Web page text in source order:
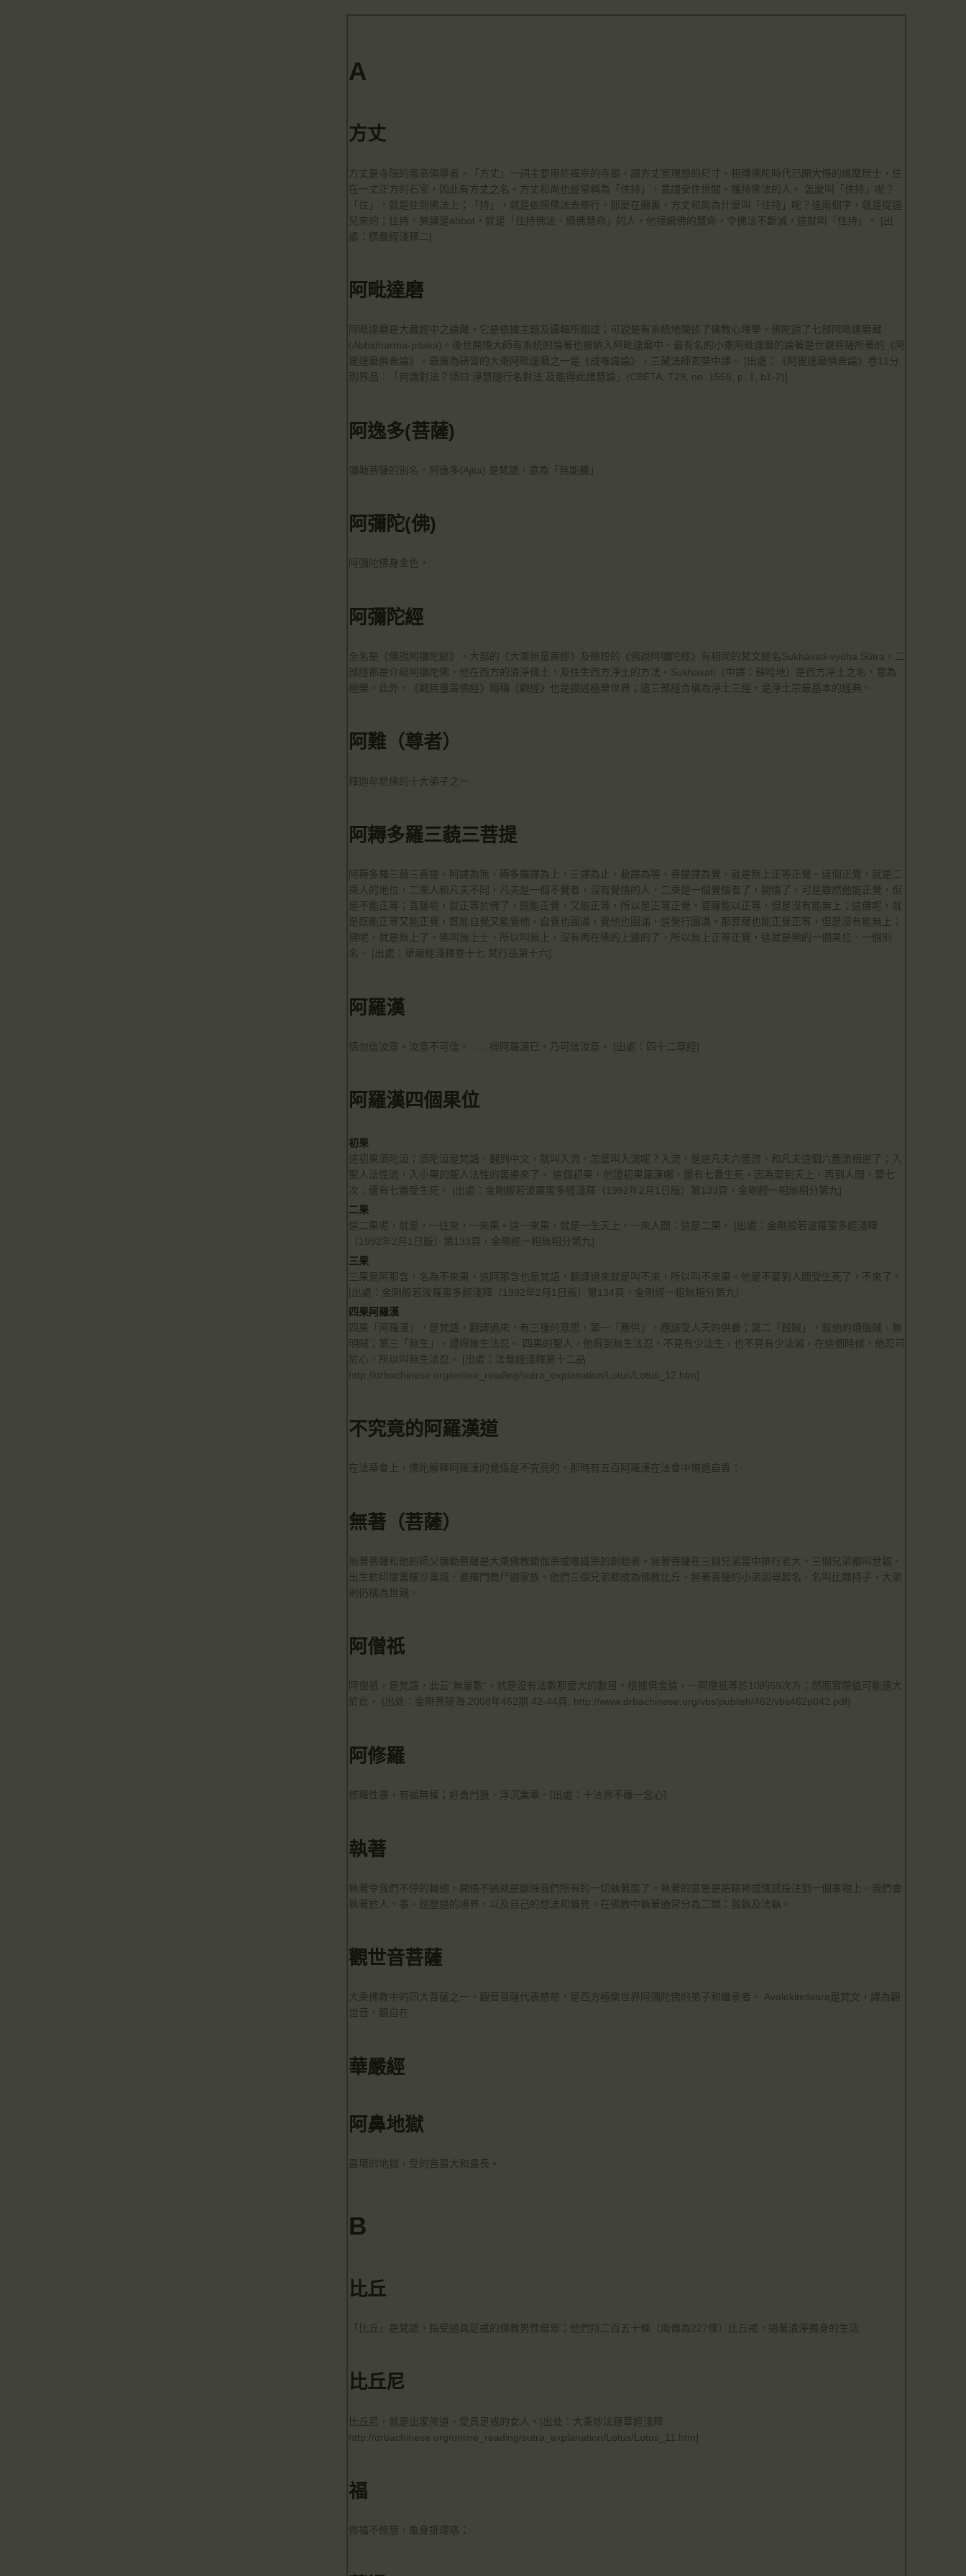
A
方丈
方丈是寺院的最高領導者。「方丈」一詞主要用於禪宗的寺廟，謂方丈室理想的尺寸。相傳佛陀時代已開大悟的維摩居士，住
在一丈正方的石室，因此有方丈之名。方丈和尚也經常稱為「住持」，意謂安住世間，護持佛法的人。 怎麼叫「住持」呢？
「住」，就是住到佛法上；「持」，就是依照佛法去修行。那麼在廟裏，方丈和尚為什麼叫「住持」呢？這兩個字，就是從這
兒來的；住持，英譯是abbot，就是「住持佛法、續佛慧命」的人，他接續佛的慧命，令佛法不斷滅，這就叫「住持」。 [出
處：楞嚴經淺釋二]
阿毗達磨
阿毗達磨是大藏經中之論藏。它是依據主題及邏輯所組成；可說是有系統地闡述了佛教心理學。佛陀說了七部阿毗達磨藏
(Abhidharma-pitaka)。後世開悟大師有系統的論著也被納入阿毗達磨中。最有名的小乘阿毗達磨的論著是世親菩薩所著的《阿
毘達磨俱舍論》。最廣為研習的大乘阿毗達磨之一是《成唯識論》，三藏法師玄奘中譯。 [出處：《阿毘達磨俱舍論》卷11分
別界品：「何謂對法？頌曰:淨慧隨行名對法 及能得此諸慧論」(CBETA, T29, no. 1558, p. 1, b1-2)]
阿逸多(菩薩)
彌勒菩薩的別名。阿逸多(Ajita) 是梵語，意為「無能勝」.
阿彌陀(佛)
阿彌陀佛身金色，
阿彌陀經
全名是《佛說阿彌陀經》。大部的《大乘無量壽經》及簡短的《佛說阿彌陀經》有相同的梵文經名Sukhāvatī-vyūha Sūtra。二
部經都是介紹阿彌陀佛，他在西方的清淨佛土，及往生西方淨土的方法。Sukhavati（中譯：蘇哈地）是西方淨土之名，意為
極樂。此外，《觀無量壽佛經》簡稱《觀經》也是描述極樂世界；這三部經合稱為淨土三經，是淨土宗最基本的經典。
阿難（尊者）
釋迦牟尼佛的十大弟子之一
阿耨多羅三藐三菩提
阿耨多羅三藐三菩提。阿譯為無，耨多羅譯為上，三譯為止，藐譯為等，菩提譯為覺。就是無上正等正覺。這個正覺，就是二
乘人的地位，二乘人和凡夫不同，凡夫是一個不覺者，沒有覺悟的人，二乘是一個覺悟者了，開悟了。可是雖然他能正覺，但
是不能正等；菩薩呢，就正等於佛了，既能正覺，又能正等，所以是正等正覺。菩薩能以正等，但是沒有能無上；這佛呢，就
是既能正等又能正覺，既能自覺又能覺他，自覺也圓滿，覺他也圓滿，這覺行圓滿。那菩薩也能正覺正等，但是沒有能無上；
佛呢，就是無上了。佛叫無上士，所以叫無上，沒有再在佛的上邊的了，所以無上正等正覺，這就是佛的一個果位、一個別
名。 [出處：華嚴經淺釋卷十七 梵行品第十六]
阿羅漢
慎勿信汝意。汝意不可信。……得阿羅漢已。乃可信汝意。 [出處：四十二章經]
阿羅漢四個果位
初果
這初果須陀洹；須陀洹是梵語，翻到中文，就叫入流。怎麼叫入流呢？入流，是逆凡夫六塵流，和凡夫這個六塵流相逆了；入
聖人法性流，入小果的聖人法性的裏邊來了。 這個初果，他證初果羅漢哪，還有七番生死。因為要到天上，再到人間，要七
次；還有七番受生死。 [出處：金剛般若波羅蜜多經淺釋（1992年2月1日版）第133頁，金剛經一相無相分第九]
二果
這二果呢，就是，一往來，一來果。這一來果，就是一生天上，一來人間：這是二果。 [出處：金剛般若波羅蜜多經淺釋
（1992年2月1日版）第133頁，金剛經一相無相分第九]
三果
三果是阿那含，名為不來果。這阿那含也是梵語，翻譯過來就是叫不來，所以叫不來果。他是不要到人間受生死了，不來了。
[出處：金剛般若波羅蜜多經淺釋（1992年2月1日版）第134頁，金剛經一相無相分第九）
四果阿羅漢
四果「阿羅漢」，是梵語，翻譯過來，有三種的意思，第一「應供」，應該受人天的供養；第二「殺賊」，殺他的煩惱賊、無
明賊；第三「無生」，證得無生法忍。 四果的聖人，他得到無生法忍，不見有少法生，也不見有少法滅，在這個時候，他忍可
於心，所以叫無生法忍。 [出處：法華經淺釋第十二品
http://drbachinese.org/online_reading/sutra_explanation/Lotus/Lotus_12.htm]
不究竟的阿羅漢道
在法華會上，佛陀解釋阿羅漢的覺悟是不究竟的。那時有五百阿羅漢在法會中悔過自責：
無著（菩薩）
無著菩薩和他的師父彌勒菩薩是大乘佛教瑜伽宗或唯識宗的創始者。無著菩薩在三個兄弟當中排行老大。三個兄弟都叫世親，
出生於印度富樓沙富城，婆羅門喬尸迦家族。他們三個兄弟都成為佛教比丘。無著菩薩的小弟因母起名，名叫比鄰持子，大弟
則仍稱為世親。
阿僧祇
阿僧祇，是梵語，此云“無量數”，就是沒有法數那麼大的數目。根據俱舍論，一阿僧祇等於10的59次方；然而實際值可能遠大
於此。 [出处：金剛菩提海 2008年462期 42-44頁. http://www.drbachinese.org/vbs/publish/462/vbs462p042.pdf]
阿修羅
修羅性暴，有福無權；好勇鬥狠，浮沉業牽。[出處：十法界不離一念心]
執著
執著令我們不停的輪迴，開悟不過就是斷除我們所有的一切執著罷了。執著的意思是把精神或情感投注到一個事物上。我們會
執著於人、事、經歷過的境界，以及自己的想法和偏見。在佛教中執著通常分為二類：我執及法執。
觀世音菩薩
大乘佛教中的四大菩薩之一。觀音菩薩代表慈悲，是西方極樂世界阿彌陀佛的弟子和繼承者。 Avalokiteśvara是梵文，譯為觀
世音、觀自在
華嚴經
阿鼻地獄
最壞的地獄，受的苦最大和最長。
B
比丘
「比丘」是梵語，指受過具足戒的佛教男性僧眾；他們持二百五十條（南傳為227條）比丘戒，過著清淨獨身的生活
比丘尼
比丘尼，就是出家修道、受具足戒的女人。[出处：大乘妙法蓮華經淺釋
http://drbachinese.org/online_reading/sutra_explanation/Lotus/Lotus_11.htm]
福
修福不修慧，象身掛瓔珞；
https://drba-org.zoom.us/j/84914586289
🔔提醒:
一、請以【全名+所在地】方式加入會議。